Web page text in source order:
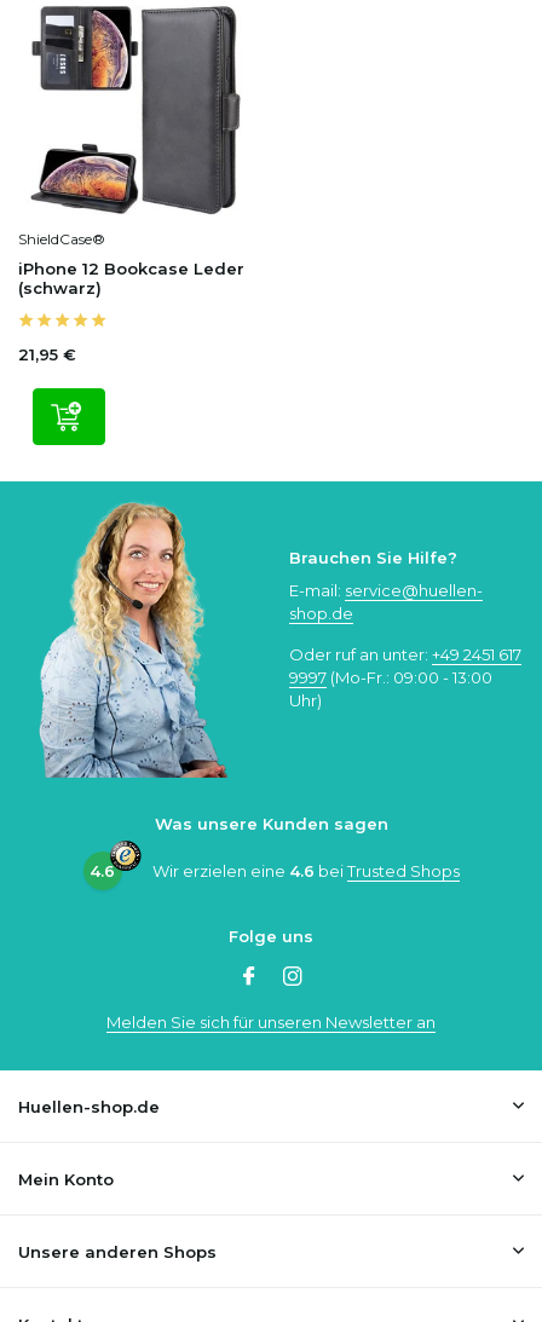
ShieldCase®
iPhone 12 Bookcase Leder
(schwarz)
21,95 €
Brauchen Sie Hilfe?
E-mail: service@huellen-
shop.de
Oder ruf an unter: +49 2451 617
9997 (Mo-Fr.: 09:00 - 13:00
Uhr)
Was unsere Kunden sagen
4.6 Wir erzielen eine 4.6 beiTrusted Shops
Folge uns
Melden Sie sich für unseren Newsletter an
Huellen-shop.de
Mein Konto
Unsere anderen Shops